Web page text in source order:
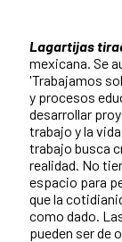
Lagartijas
mexicana. Se
'Trabajamos
y procesos
desarrollar
trabajo y la
trabajo busca
realidad. No
espacio para
que la
como dado.
pueden ser de